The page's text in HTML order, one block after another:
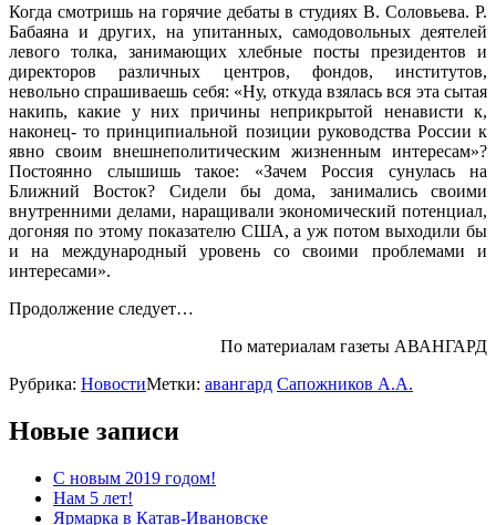
Когда смотришь на горячие дебаты в студиях В. Соловьева. Р.
Бабаяна и других, на упитанных, самодовольных деятелей
левого толка, занимающих хлебные посты президентов и
директоров различных центров, фондов, институтов,
невольно спрашиваешь себя: «Ну, откуда взялась вся эта сытая
накипь, какие у них причины неприкрытой ненависти к,
наконец- то принципиальной позиции руководства России к
явно своим внешнеполитическим жизненным интересам»?
Постоянно слышишь такое: «Зачем Россия сунулась на
Ближний Восток? Сидели бы дома, занимались своими
внутренними делами, наращивали экономический потенциал,
догоняя по этому показателю США, а уж потом выходили бы
и на международный уровень со своими проблемами и
интересами».
Продолжение следует…
По материалам газеты АВАНГАРД
Рубрика: НовостиМетки: авангард Сапожников А.А.
Новые записи
С новым 2019 годом!
Нам 5 лет!
Ярмарка в Катав-Ивановске